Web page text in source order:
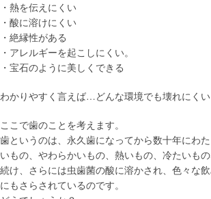
・熱を伝えにくい
・酸に溶けにくい
・絶縁性がある
・アレルギーを起こしにくい。
・宝石のように美しくできる
わかりやすく言えば…どんな環境でも壊れにくい
ここで歯のことを考えます。
歯というのは、永久歯になってから数十年にわ
いもの、やわらかいもの、熱いもの、冷たいも
続け、さらには虫歯菌の酸に溶かされ、色々な
にもさらされているのです。